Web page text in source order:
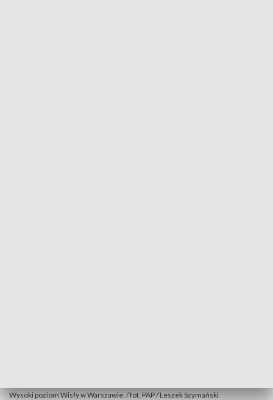
Wysoki poziom Wisły w Warszawie. / fot. PAP / Leszek Szymański